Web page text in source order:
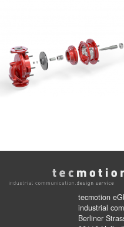
tecmotion
industrial
Berliner